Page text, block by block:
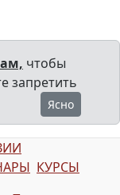
чтобы
запретить
Ясно
КУРСЫ